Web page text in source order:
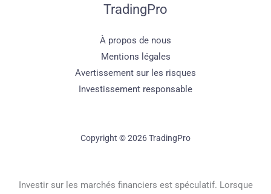
TradingPro
À propos de nous
Mentions légales
Avertissement sur les risques
Investissement responsable
Copyright © 2026 TradingPro
Investir sur les marchés financiers est spéculatif. Lorsque